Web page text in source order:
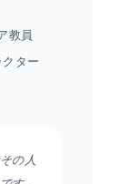
教員
ター
の人